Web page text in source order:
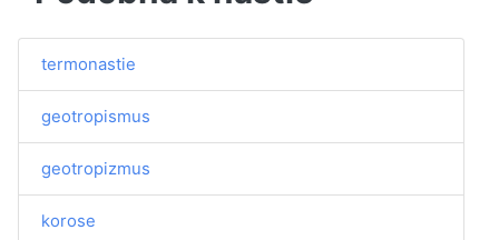
termonastie
geotropismus
geotropizmus
korose